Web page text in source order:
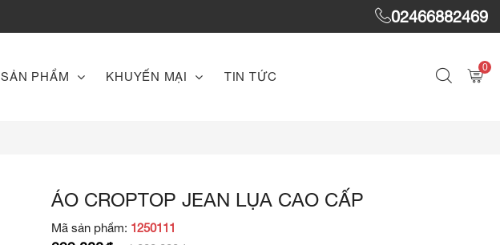
02466882469
SẢN PHẨM KHUYẾN MẠI TIN TỨC
0
ÁO CROPTOP JEAN LỤA CAO CẤP
Mã sản phẩm: 1250111